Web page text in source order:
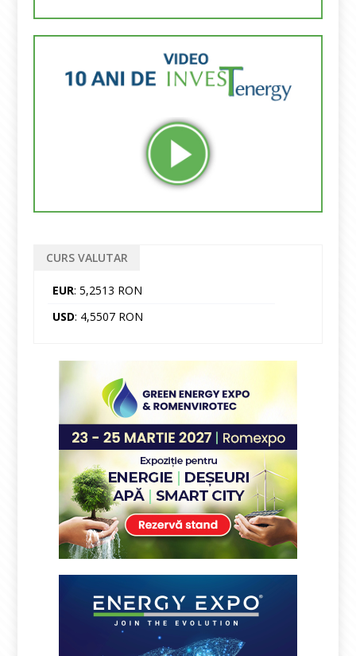
CURS VALUTAR
EUR: 5,2513 RON
USD: 4,5507 RON